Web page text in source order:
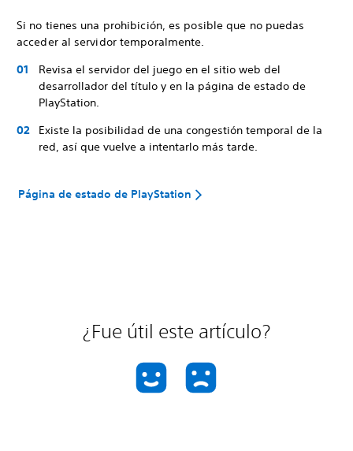
Si no tienes una prohibición, es posible que no puedas
acceder al servidor temporalmente.
Revisa el servidor del juego en el sitio web del
desarrollador del título y en la página de estado de
PlayStation.
Existe la posibilidad de una congestión temporal de la
red, así que vuelve a intentarlo más tarde.
Página de estado de PlayStation
¿Fue útil este artículo?